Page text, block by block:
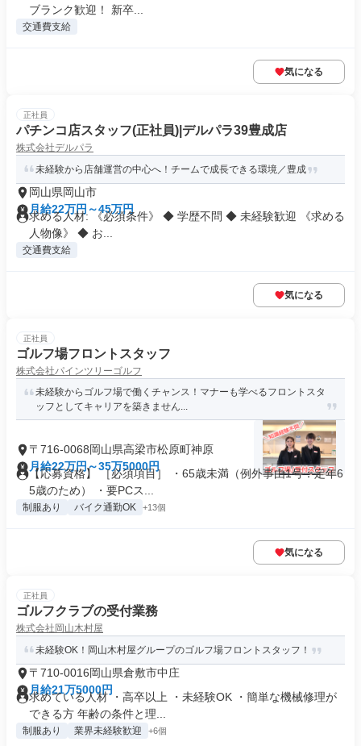
ブランク歓迎！ 新卒...
交通費支給
気になる
正社員
パチンコ店スタッフ(正社員)|デルパラ39豊成店
株式会社デルパラ
未経験から店舗運営の中心へ！チームで成長できる環境／豊成
岡山県岡山市
月給22万円～45万円
求める人材: 《必須条件》 ◆ 学歴不問 ◆ 未経験歓迎 《求める
人物像》 ◆ お...
交通費支給
気になる
正社員
ゴルフ場フロントスタッフ
株式会社パインツリーゴルフ
未経験からゴルフ場で働くチャンス！マナーも学べるフロントスタ
ッフとしてキャリアを築きません...
〒716-0068岡山県高梁市松原町神原
月給22万円～35万5000円
【応募資格】 ［必須項目］ ・65歳未満（例外事由1号：定年6
5歳のため） ・要PCス...
制服あり バイク通勤OK +13個
気になる
正社員
ゴルフクラブの受付業務
株式会社岡山木村屋
未経験OK！岡山木村屋グループのゴルフ場フロントスタッフ！
〒710-0016岡山県倉敷市中庄
月給21万5000円
求めている人材 ・高卒以上 ・未経験OK ・簡単な機械修理が
できる方 年齢の条件と理...
制服あり 業界未経験歓迎 +6個